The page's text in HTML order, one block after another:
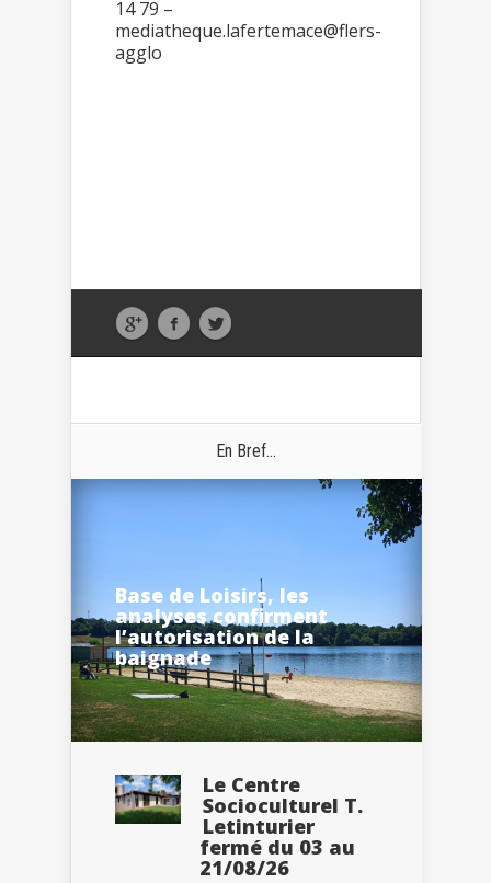
14 79 –
mediatheque.lafertemace@flers-
agglo
En Bref...
Base de Loisirs, les
analyses confirment
l’autorisation de la
baignade
Le Centre
Socioculturel T.
Letinturier
fermé du 03 au
21/08/26